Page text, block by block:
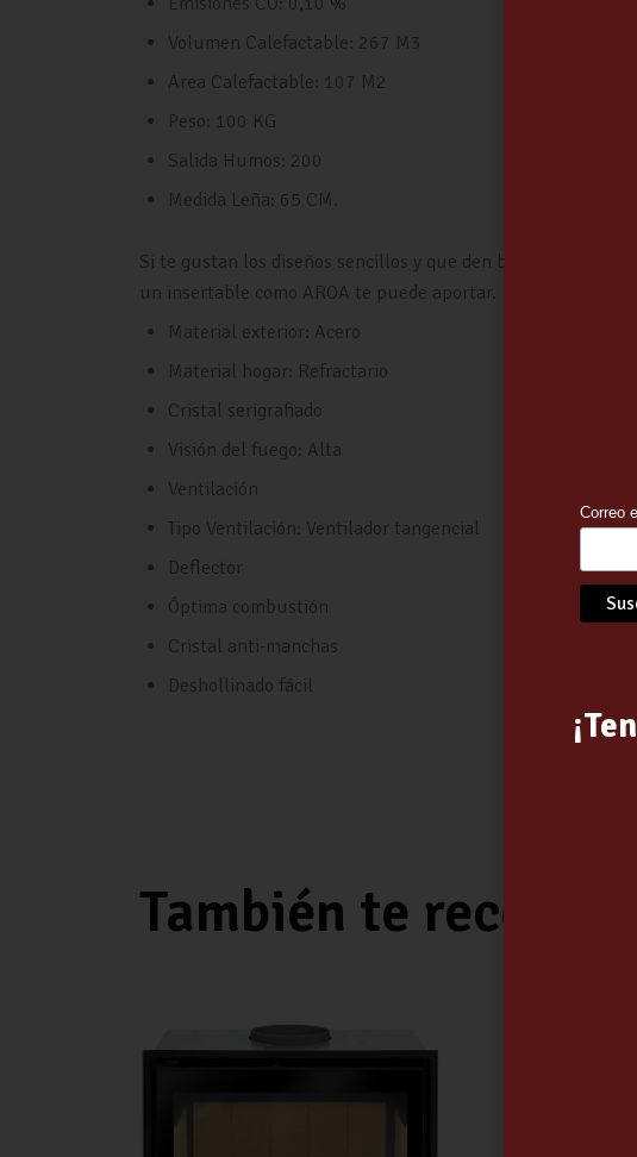
Volumen Calefactable: 267 M3
Area Calefactable: 107 M2
Peso: 100 KG
Salida Humos: 200
Medida Leña: 65 CM.
Si te gustan los diseños sencillos y que den brillo a tu
un insertable como AROA te puede aportar.
Material exterior: Acero
Material hogar: Refractario
Cristal serigrafiado
Visión del fuego: Alta
Ventilación
Tipo Ventilación: Ventilador tangencial
Deflector
Óptima combustión
Cristal anti-manchas
Deshollinado fácil
También te
Correo